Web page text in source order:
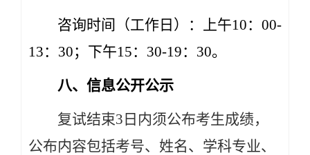
咨询时间（工作日）：上午10：00-
13：30；下午15：30-19：30。
八、信息公开公示
复试结束3日内须公布考生成绩，
公布内容包括考号、姓名、学科专业、